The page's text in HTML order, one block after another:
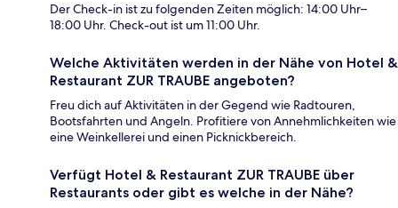
Der Check-in ist zu folgenden Zeiten möglich: 14:00 Uhr–
18:00 Uhr. Check-out ist um 11:00 Uhr.
Welche Aktivitäten werden in der Nähe von Hotel &
Restaurant ZUR TRAUBE angeboten?
Freu dich auf Aktivitäten in der Gegend wie Radtouren,
Bootsfahrten und Angeln. Profitiere von Annehmlichkeiten wie
eine Weinkellerei und einen Picknickbereich.
Verfügt Hotel & Restaurant ZUR TRAUBE über
Restaurants oder gibt es welche in der Nähe?